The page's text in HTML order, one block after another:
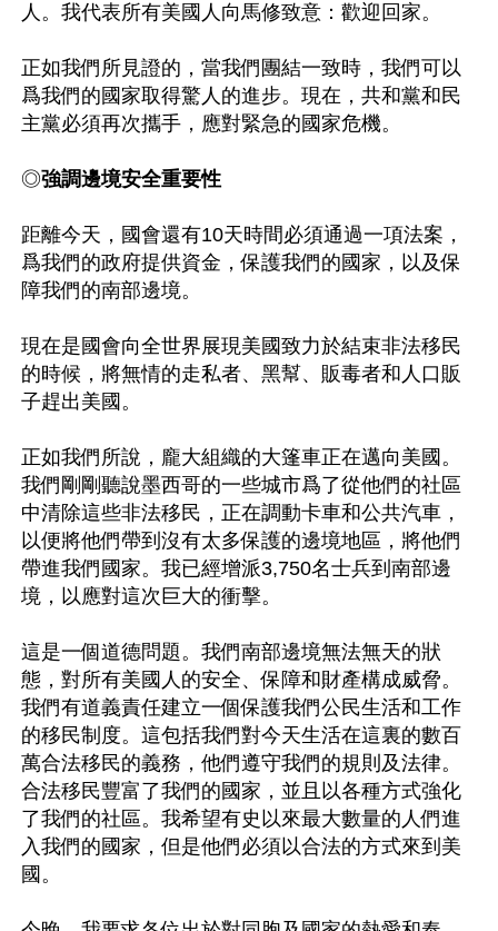
人。我代表所有美國人向馬修致意：歡迎回家。
正如我們所見證的，當我們團結一致時，我們可以
爲我們的國家取得驚人的進步。現在，共和黨和民
主黨必須再次攜手，應對緊急的國家危機。
◎強調邊境安全重要性
距離今天，國會還有10天時間必須通過一項法案，
爲我們的政府提供資金，保護我們的國家，以及保
障我們的南部邊境。
現在是國會向全世界展現美國致力於結束非法移民
的時候，將無情的走私者、黑幫、販毒者和人口販
子趕出美國。
正如我們所說，龐大組織的大篷車正在邁向美國。
我們剛剛聽說墨西哥的一些城市爲了從他們的社區
中清除這些非法移民，正在調動卡車和公共汽車，
以便將他們帶到沒有太多保護的邊境地區，將他們
帶進我們國家。我已經增派3,750名士兵到南部邊
境，以應對這次巨大的衝擊。
這是一個道德問題。我們南部邊境無法無天的狀
態，對所有美國人的安全、保障和財產構成威脅。
我們有道義責任建立一個保護我們公民生活和工作
的移民制度。這包括我們對今天生活在這裏的數百
萬合法移民的義務，他們遵守我們的規則及法律。
合法移民豐富了我們的國家，並且以各種方式強化
了我們的社區。我希望有史以來最大數量的人們進
入我們的國家，但是他們必須以合法的方式來到美
國。